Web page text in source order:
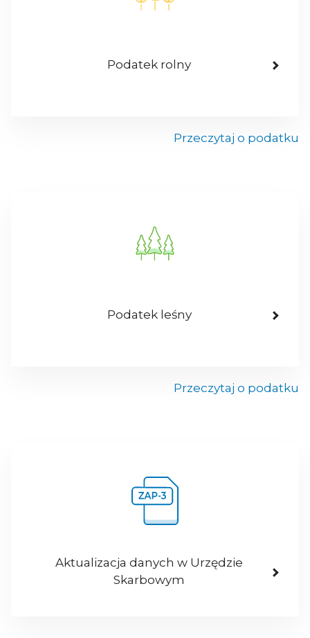
Podatek rolny
Przeczytaj o podatku
Podatek leśny
Przeczytaj o podatku
Aktualizacja danych w Urzędzie
Skarbowym